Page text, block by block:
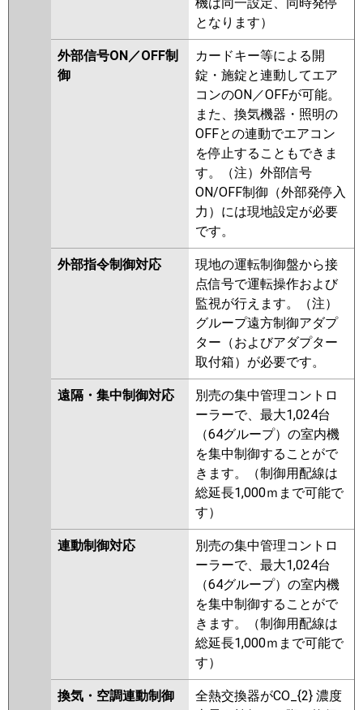
となります）
外部信号ON／OFF制
御
カードキー等による開
錠・施錠と連動してエア
コンのON／OFFが可能。
また、換気機器・照明の
OFFとの連動でエアコン
を停止することもできま
す。（注）外部信号
ON/OFF制御（外部発停入
力）には現地設定が必要
です。
外部指令制御対応
現地の運転制御盤から接
点信号で運転操作および
監視が行えます。（注）
グループ遠方制御アダプ
ター（およびアダプター
取付箱）が必要です。
遠隔・集中制御対応
別売の集中管理コントロ
ーラーで、最大1,024台
（64グループ）の室内機
を集中制御することがで
きます。（制御用配線は
総延長1,000ｍまで可能で
す）
連動制御対応
別売の集中管理コントロ
ーラーで、最大1,024台
（64グループ）の室内機
を集中制御することがで
きます。（制御用配線は
総延長1,000ｍまで可能で
す）
換気・空調連動制御
全熱交換器がCO_{2} 濃度